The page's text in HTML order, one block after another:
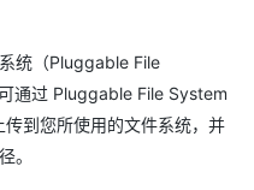
统（Pluggable File
通过 Pluggable File System
到您所使用的文件系统，并
。